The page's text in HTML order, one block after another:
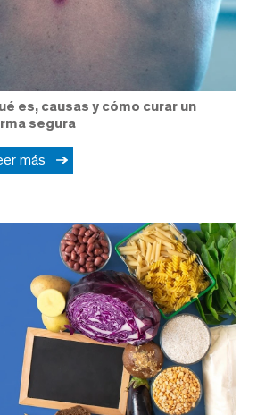
es, causas y cómo curar un
segura
más